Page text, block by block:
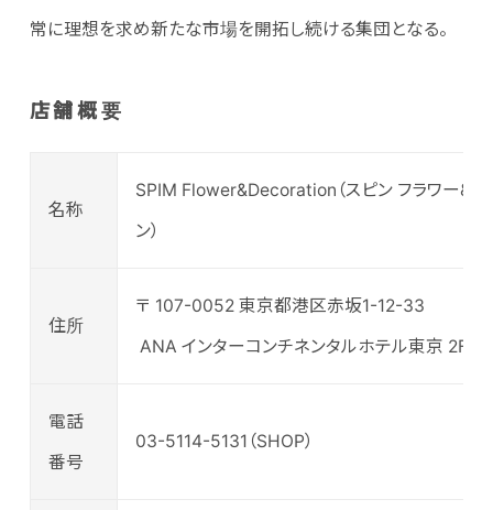
常に理想を求め新たな市場を開拓し続ける集団となる。
店舗概要
名称
SPIM Flower&Decoration（スピン フラワー&デ
ン）
住所
〒 107-0052 東京都港区赤坂1-12-33
ANA インターコンチネンタルホテル東京 2F
電話
番号
03-5114-5131（SHOP）